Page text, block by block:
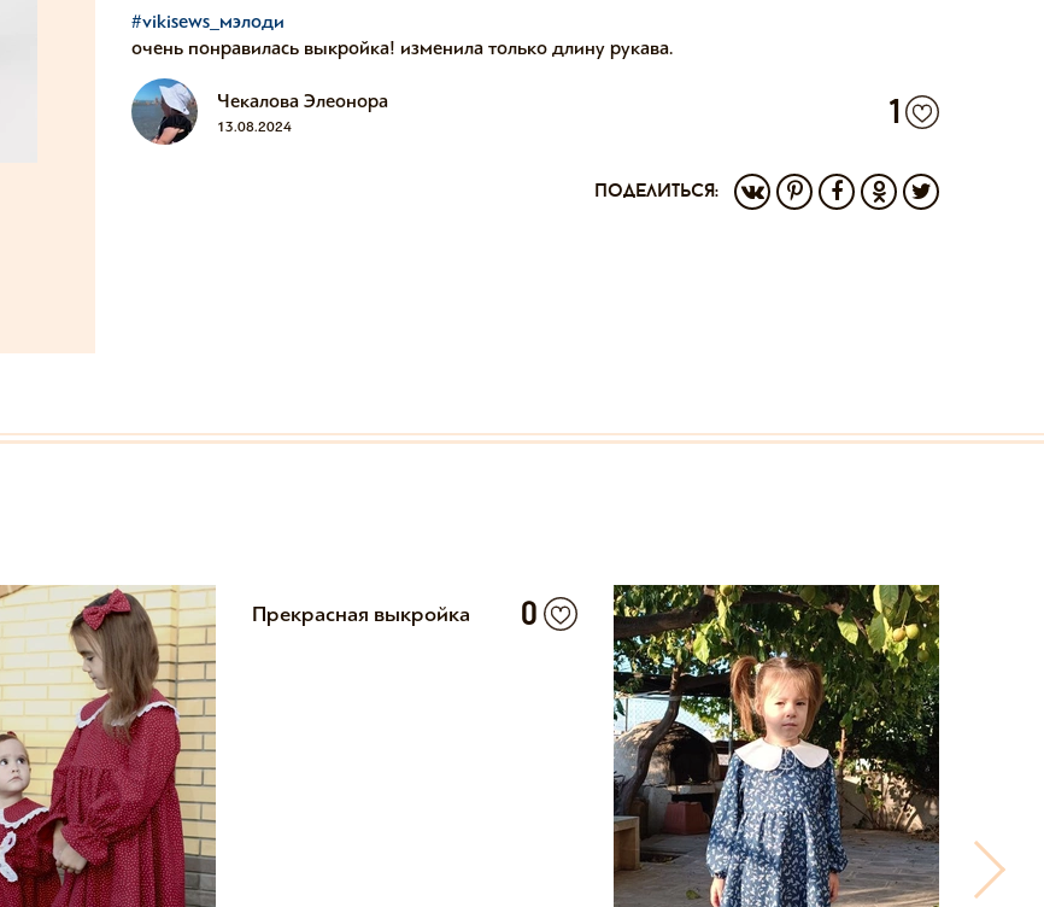
#vikisews_мэлоди
очень понравилась выкройка! изменила только длину рукава.
Чекалова Элеонора
13.08.2024 1
поделиться:
Прекрасная выкройка 0